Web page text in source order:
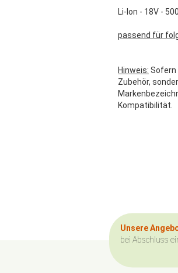
Li-Ion - 18V -
passend für
Hinweis: Sofern
Zubehör,
Kompatibilität.
Unsere
bei Abschluss